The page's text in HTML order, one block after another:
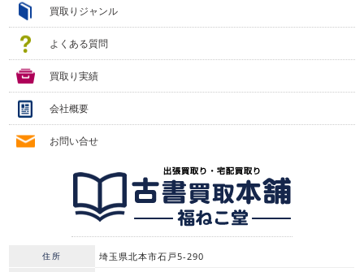
買取りジャンル
よくある質問
買取り実績
会社概要
お問い合せ
住所 埼玉県北本市石戸5-290